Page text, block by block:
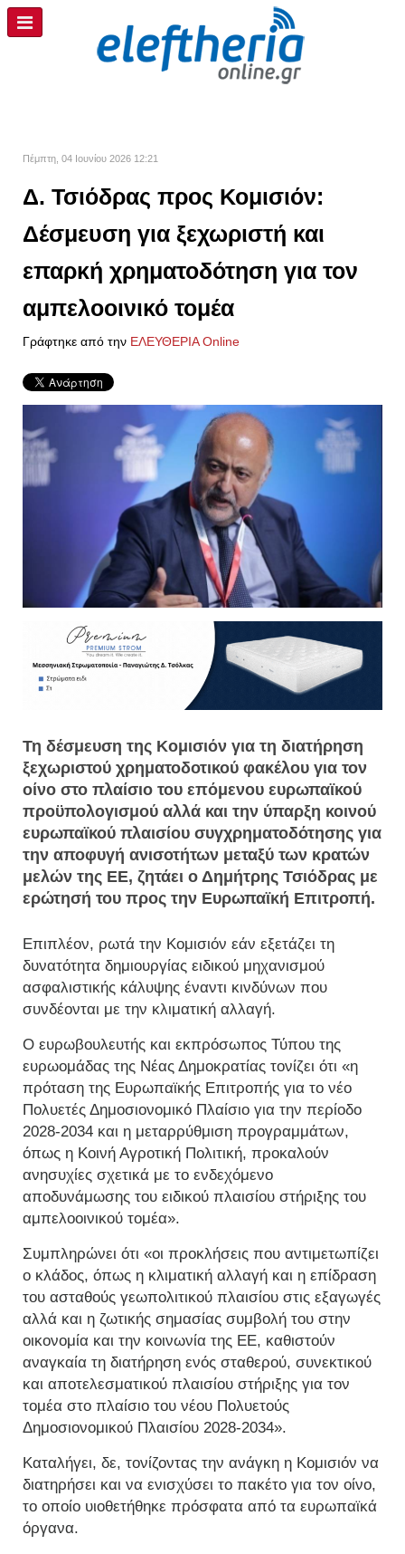
Πέμπτη, 04 Ιουνίου 2026 12:21
Δ. Τσιόδρας προς Κομισιόν:
Δέσμευση για ξεχωριστή και
επαρκή χρηματοδότηση για τον
αμπελοοινικό τομέα
Γράφτηκε από την ΕΛΕΥΘΕΡΙΑ Online
Τη δέσμευση της Κομισιόν για τη διατήρηση
ξεχωριστού χρηματοδοτικού φακέλου για τον
οίνο στο πλαίσιο του επόμενου ευρωπαϊκού
προϋπολογισμού αλλά και την ύπαρξη κοινού
ευρωπαϊκού πλαισίου συγχρηματοδότησης για
την αποφυγή ανισοτήτων μεταξύ των κρατών
μελών της ΕΕ, ζητάει ο Δημήτρης Τσιόδρας με
ερώτησή του προς την Ευρωπαϊκή Επιτροπή.
Επιπλέον, ρωτά την Κομισιόν εάν εξετάζει τη
δυνατότητα δημιουργίας ειδικού μηχανισμού
ασφαλιστικής κάλυψης έναντι κινδύνων που
συνδέονται με την κλιματική αλλαγή.
Ο ευρωβουλευτής και εκπρόσωπος Τύπου της
ευρωομάδας της Νέας Δημοκρατίας τονίζει ότι «η
πρόταση της Ευρωπαϊκής Επιτροπής για το νέο
Πολυετές Δημοσιονομικό Πλαίσιο για την περίοδο
2028-2034 και η μεταρρύθμιση προγραμμάτων,
όπως η Κοινή Αγροτική Πολιτική, προκαλούν
ανησυχίες σχετικά με το ενδεχόμενο
αποδυνάμωσης του ειδικού πλαισίου στήριξης του
αμπελοοινικού τομέα».
Συμπληρώνει ότι «οι προκλήσεις που αντιμετωπίζει
ο κλάδος, όπως η κλιματική αλλαγή και η επίδραση
του ασταθούς γεωπολιτικού πλαισίου στις εξαγωγές
αλλά και η ζωτικής σημασίας συμβολή του στην
οικονομία και την κοινωνία της ΕΕ, καθιστούν
αναγκαία τη διατήρηση ενός σταθερού, συνεκτικού
και αποτελεσματικού πλαισίου στήριξης για τον
τομέα στο πλαίσιο του νέου Πολυετούς
Δημοσιονομικού Πλαισίου 2028-2034».
Καταλήγει, δε, τονίζοντας την ανάγκη η Κομισιόν να
διατηρήσει και να ενισχύσει το πακέτο για τον οίνο,
το οποίο υιοθετήθηκε πρόσφατα από τα ευρωπαϊκά
όργανα.